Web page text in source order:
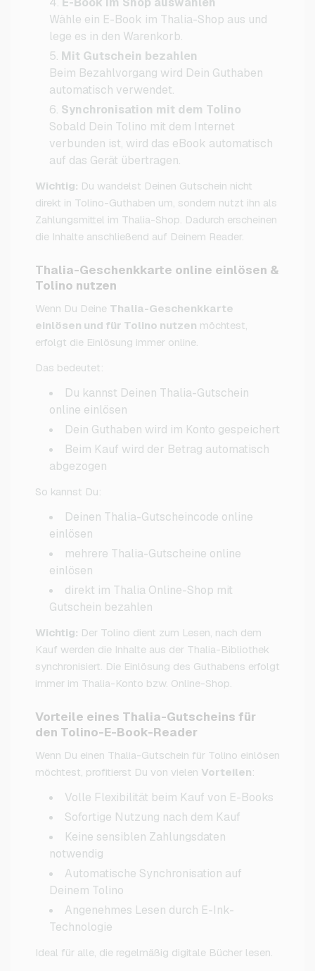
Wähle ein E-Book im Thalia-Shop aus und
lege es in den Warenkorb.
Mit Gutschein bezahlen
Beim Bezahlvorgang wird Dein Guthaben
automatisch verwendet.
Synchronisation mit dem Tolino
Sobald Dein Tolino mit dem Internet
verbunden ist, wird das eBook automatisch
auf das Gerät übertragen.
Wichtig: Du wandelst Deinen Gutschein nicht
direkt in Tolino-Guthaben um, sondern nutzt ihn als
Zahlungsmittel im Thalia-Shop. Dadurch erscheinen
die Inhalte anschließend auf Deinem Reader.
Thalia-Geschenkkarte online einlösen &
Tolino nutzen
Wenn Du Deine Thalia-Geschenkkarte
einlösen und für Tolino nutzen möchtest,
erfolgt die Einlösung immer online.
Das bedeutet:
Du kannst Deinen Thalia-Gutschein
online einlösen
Dein Guthaben wird im Konto gespeichert
Beim Kauf wird der Betrag automatisch
abgezogen
So kannst Du:
Deinen Thalia-Gutscheincode online
einlösen
mehrere Thalia-Gutscheine online
einlösen
direkt im Thalia Online-Shop mit
Gutschein bezahlen
Wichtig: Der Tolino dient zum Lesen, nach dem
Kauf werden die Inhalte aus der Thalia-Bibliothek
synchronisiert. Die Einlösung des Guthabens erfolgt
immer im Thalia-Konto bzw. Online-Shop.
Vorteile eines Thalia-Gutscheins für
den Tolino-E-Book-Reader
Wenn Du einen Thalia-Gutschein für Tolino einlösen
möchtest, profitierst Du von vielen Vorteilen:
Volle Flexibilität beim Kauf von E-Books
Sofortige Nutzung nach dem Kauf
Keine sensiblen Zahlungsdaten
notwendig
Automatische Synchronisation auf
Deinem Tolino
Angenehmes Lesen durch E-Ink-
Technologie
Ideal für alle, die regelmäßig digitale Bücher lesen.